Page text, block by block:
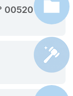
00520